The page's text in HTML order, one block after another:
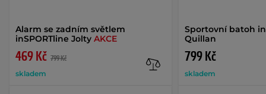
Alarm se zadním světlem
inSPORTline Jolty AKCE
469 Kč 799 Kč
skladem
Sportovní batoh
Quillan
799 Kč
skladem